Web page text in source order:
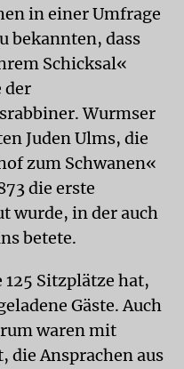
in einer Umfrage
bekannten, dass
Schicksal«
der
Wurmser
Juden Ulms, die
zum Schwanen«
die erste
wurde, in der auch
betete.
125 Sitzplätze hat,
Gäste. Auch
waren mit
die Ansprachen aus